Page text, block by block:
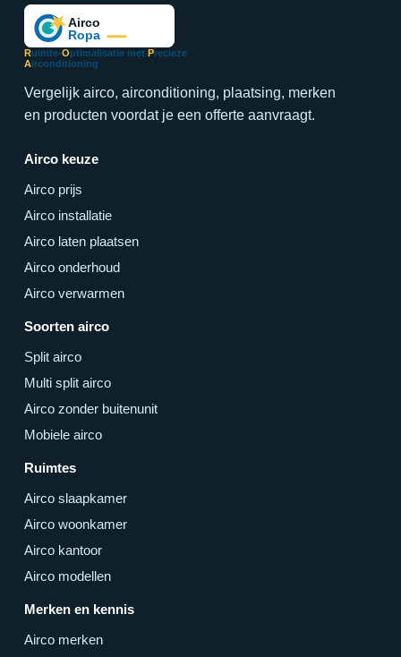
Ruimte-Optimalisatie met Precieze
Airconditioning
Vergelijk airco, airconditioning, plaatsing, merken
en producten voordat je een offerte aanvraagt.
Airco keuze
Airco prijs
Airco installatie
Airco laten plaatsen
Airco onderhoud
Airco verwarmen
Soorten airco
Split airco
Multi split airco
Airco zonder buitenunit
Mobiele airco
Ruimtes
Airco slaapkamer
Airco woonkamer
Airco kantoor
Airco modellen
Merken en kennis
Airco merken